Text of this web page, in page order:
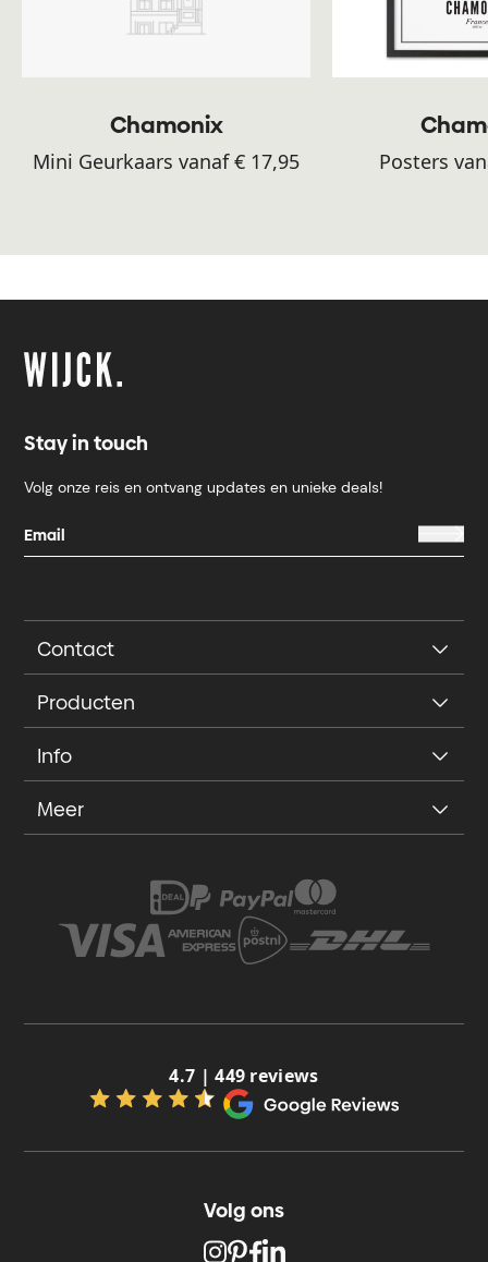
Chamonix
Mini Geurkaars vanaf € 17,95 Posters
Stay in touch
Volg onze reis en ontvang updates en unieke deals!
Contact
Producten
Info
Meer
4.7 | 449 reviews
Volg ons